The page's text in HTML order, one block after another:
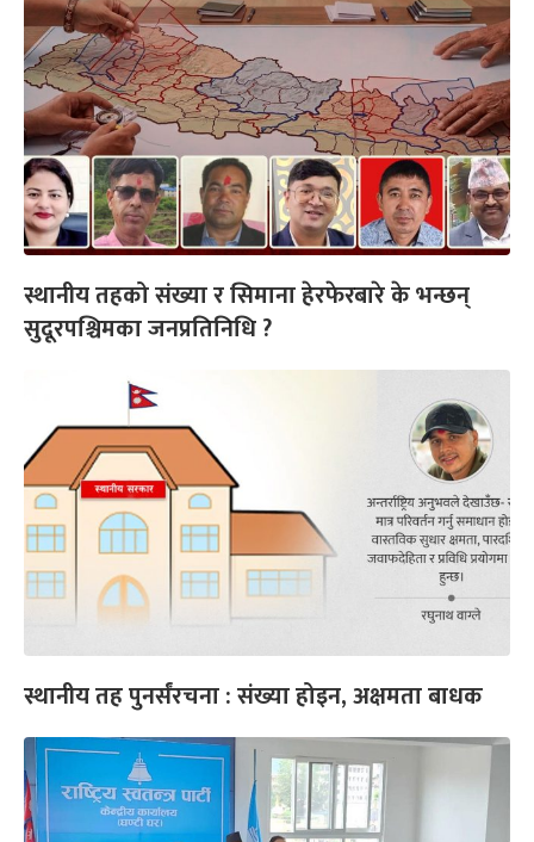
स्थानीय तहको संख्या र सिमाना हेरफेरबारे के भन्छन्
सुदूरपश्चिमका जनप्रतिनिधि ?
स्थानीय तह पुनर्संरचना : संख्या होइन, अक्षमता बाधक